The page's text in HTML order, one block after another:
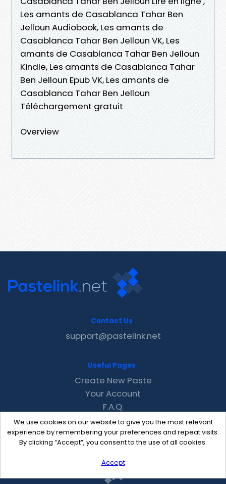
Les amants de Casablanca Tahar Ben
Jelloun Audiobook, Les amants de
Casablanca Tahar Ben Jelloun VK, Les
amants de Casablanca Tahar Ben Jelloun
Kindle, Les amants de Casablanca Tahar
Ben Jelloun Epub VK, Les amants de
Casablanca Tahar Ben Jelloun
Téléchargement gratuit
Overview
We use cookies on our website to give you the most relevant
experience by remembering your preferences and repeat visits.
By clicking “Accept”, you consent to the use of all cookies.
Accept
Contact Us
support@pastelink.net
Useful Pages
Create New Paste
Your Account
F.A.Q.
Recent
Contact